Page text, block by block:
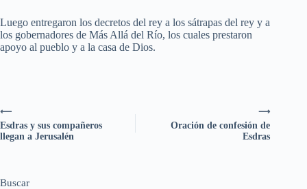
Luego entregaron los decretos del rey a los sátrapas del rey y a
los gobernadores de Más Allá del Río, los cuales prestaron
apoyo al pueblo y a la casa de Dios.
⟶
Oración de confesión de
Esdras
⟵
Esdras y sus compañeros
llegan a Jerusalén
Buscar